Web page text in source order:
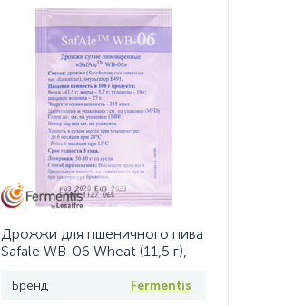
Дрожжи для пшеничного пива
Safale WB-06 Wheat (11,5 г),
Бренд Fermentis